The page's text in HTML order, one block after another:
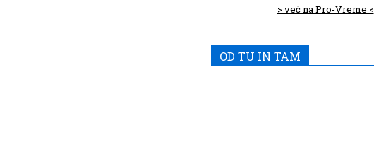
> več na Pro-Vreme <
OD TU IN TAM